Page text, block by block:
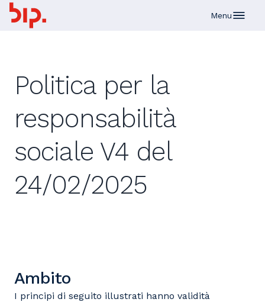
Menu
Politica per la
responsabilità
sociale V4 del
24/02/2025
Ambito
I principi di seguito illustrati hanno validità